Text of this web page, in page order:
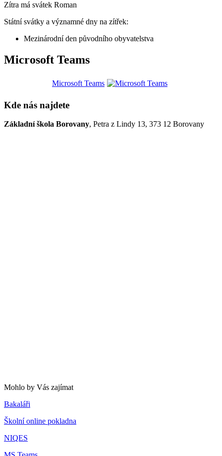
Zítra má svátek Roman
Státní svátky a významné dny na zítřek:
Mezinárodní den původního obyvatelstva
Microsoft Teams
Microsoft Teams
Kde nás najdete
Základní škola Borovany, Petra z Lindy 13, 373 12 Borovany
Mohlo by Vás zajímat
Bakaláři
Školní online pokladna
NIQES